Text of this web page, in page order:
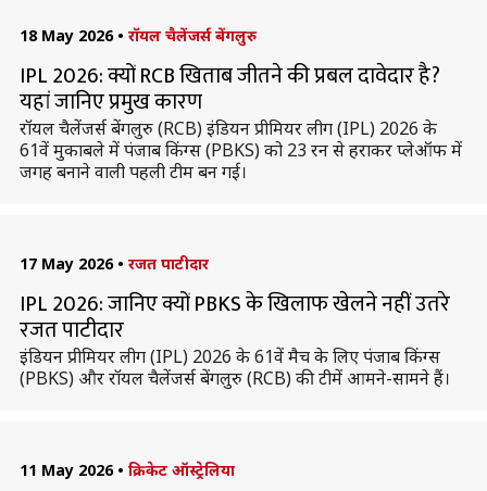
18 May 2026 • रॉयल चैलेंजर्स बेंगलुरु
IPL 2026: क्यों RCB खिताब जीतने की प्रबल दावेदार है?
यहां जानिए प्रमुख कारण
रॉयल चैलेंजर्स बेंगलुरु (RCB) इंडियन प्रीमियर लीग (IPL) 2026 के
61वें मुकाबले में पंजाब किंग्स (PBKS) को 23 रन से हराकर प्लेऑफ में
जगह बनाने वाली पहली टीम बन गई।
17 May 2026 • रजत पाटीदार
IPL 2026: जानिए क्यों PBKS के खिलाफ खेलने नहीं उतरे
रजत पाटीदार
इंडियन प्रीमियर लीग (IPL) 2026 के 61वें मैच के लिए पंजाब किंग्स
(PBKS) और रॉयल चैलेंजर्स बेंगलुरु (RCB) की टीमें आमने-सामने हैं।
11 May 2026 • क्रिकेट ऑस्ट्रेलिया